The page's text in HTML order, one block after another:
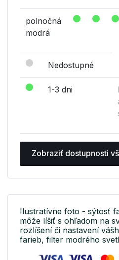
polnočná
modrá
Nedostupné
1-3 dni
Zobraziť dostupnosti
Ilustratívne foto - sýtosť
môže líšiť s ohľadom na
rozlíšení či nastavení
farieb, filter modrého